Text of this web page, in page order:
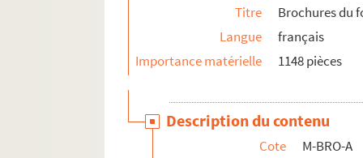
Titre
Brochures du
Langue
français
Importance matérielle
1148 pièces
Description du contenu
Cote
M-BRO-A